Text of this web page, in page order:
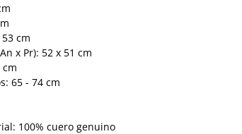
cm
x Pr): 52 x 51 cm
65 - 74 cm
100% cuero genuino